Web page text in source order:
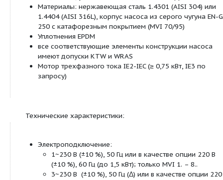
Пример:MVI 7002/1 CN-1/16/E/3-400-50-2
MVI
Многоступенчатый высоконапорный
насос вертикального исполнения
70 Расход в м3 /ч
02
Количество рабочих колес
Количество обточенных рабочих колес;
[только MVI 70.. и 95..]
N стандартный мотор
[только MVI 8.. и ниже]
2 = 1.4404 (AISI 316L)
3= корпус насоса из серого чугуна EN-